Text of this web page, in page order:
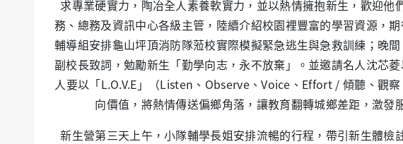
求專業硬實力，陶冶全人素養軟實力，並以熱情擁抱新生，歡迎他
務、總務及資訊中心各級主管，陸續介紹校園裡豐富的學習資源，
輔導組安排龜山坪頂消防隊蒞校實際模擬緊急逃生與急救訓練；晚
副校長致詞，勉勵新生「勤學向志，永不放棄」。並邀請名人沈芯
人要以「L.O.V.E」（Listen、Observe、Voice、Effort / 傾聽、觀
向價值，將熱情傳送偏鄉角落，讓教育翻轉城鄉差距，激發
新生營第三天上午，小隊輔學長姐安排流暢的行程，帶引新生體檢